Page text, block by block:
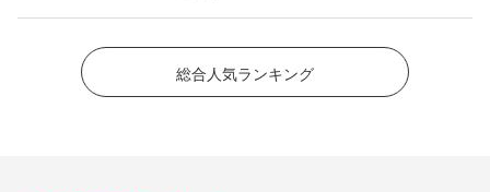
総合人気ランキング